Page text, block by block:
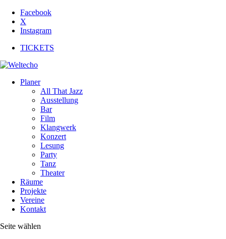
Facebook
X
Instagram
TICKETS
Planer
All That Jazz
Ausstellung
Bar
Film
Klangwerk
Konzert
Lesung
Party
Tanz
Theater
Räume
Projekte
Vereine
Kontakt
Seite wählen